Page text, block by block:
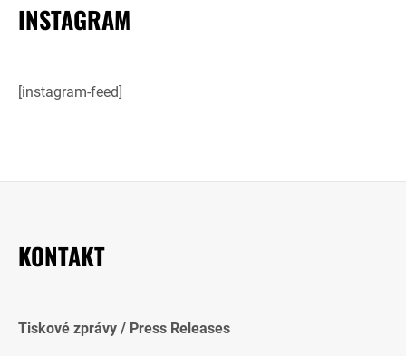
INSTAGRAM
[instagram-feed]
KONTAKT
Tiskové zprávy / Press Releases